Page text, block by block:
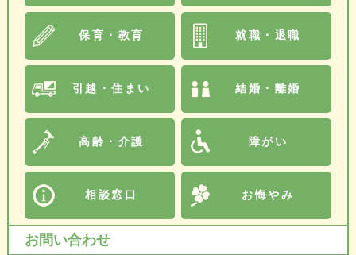
保育・教育 就職・退職
引越・住まい 結婚・離婚
高齢・介護 障がい
相談窓口 お悔やみ
お問い合わせ